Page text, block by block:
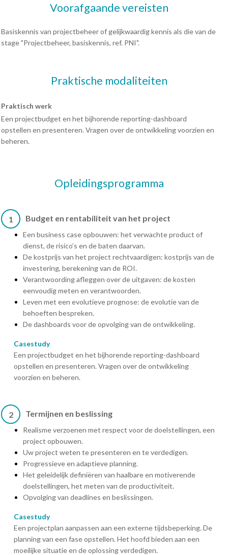
Voorafgaande vereisten
Basiskennis van projectbeheer of gelijkwaardig kennis als die van de
stage "Projectbeheer, basiskennis, ref. PNI".
Praktische modaliteiten
Praktisch werk
Een projectbudget en het bijhorende reporting-dashboard
opstellen en presenteren. Vragen over de ontwikkeling voorzien en
beheren.
Opleidingsprogramma
1 Budget en rentabiliteit van het project
Een business case opbouwen: het verwachte product of
dienst, de risico’s en de baten daarvan.
De kostprijs van het project rechtvaardigen: kostprijs van de
investering, berekening van de ROI.
Verantwoording afleggen over de uitgaven: de kosten
eenvoudig meten en verantwoorden.
Leven met een evolutieve prognose: de evolutie van de
behoeften bespreken.
De dashboards voor de opvolging van de ontwikkeling.
Casestudy
Een projectbudget en het bijhorende reporting-dashboard
opstellen en presenteren. Vragen over de ontwikkeling
voorzien en beheren.
2 Termijnen en beslissing
Realisme verzoenen met respect voor de doelstellingen, een
project opbouwen.
Uw project weten te presenteren en te verdedigen.
Progressieve en adaptieve planning.
Het geleidelijk definiëren van haalbare en motiverende
doelstellingen, het meten van de productiviteit.
Opvolging van deadlines en beslissingen.
Casestudy
Een projectplan aanpassen aan een externe tijdsbeperking. De
planning van een fase opstellen. Het hoofd bieden aan een
moeilijke situatie en de oplossing verdedigen.